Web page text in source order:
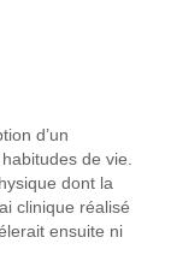
d’un
de vie.
dont la
clinique réalisé
ensuite ni